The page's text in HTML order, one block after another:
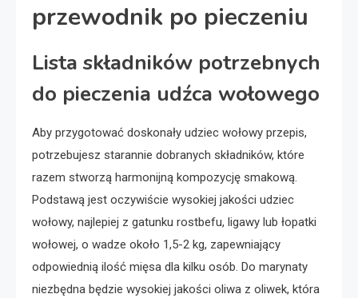
przewodnik po pieczeniu
Lista składników potrzebnych
do pieczenia udźca wołowego
Aby przygotować doskonały udziec wołowy przepis,
potrzebujesz starannie dobranych składników, które
razem stworzą harmonijną kompozycję smakową.
Podstawą jest oczywiście wysokiej jakości udziec
wołowy, najlepiej z gatunku rostbefu, ligawy lub łopatki
wołowej, o wadze około 1,5-2 kg, zapewniający
odpowiednią ilość mięsa dla kilku osób. Do marynaty
niezbędna będzie wysokiej jakości oliwa z oliwek, która